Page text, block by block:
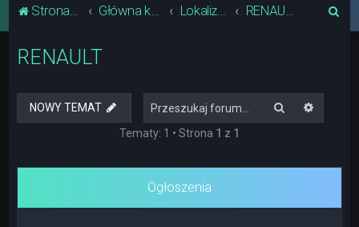
Strona główna Główna kategoria forum Lokalizacja Układów Pamięci Radia RENAULT
RENAULT
NOWY TEMAT Szukaj
Tematy: 1 • Strona 1 z 1
Ogłoszenia